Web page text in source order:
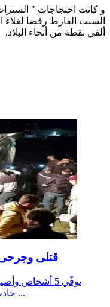
و كانت احتجاجات "
السبت الفارط رفضا لغلاء
ألفي نقطة من أنحاء البلاد.
قتلى وجرحى
حادث مرور جدّ مساء أمس الجمعة عند مخر ...